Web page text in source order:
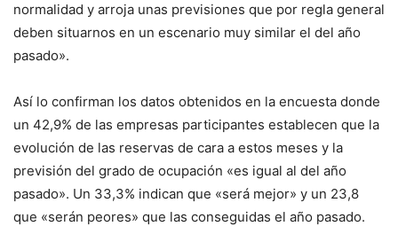
normalidad y arroja unas previsiones que por regla general
deben situarnos en un escenario muy similar el del año
pasado».
Así lo confirman los datos obtenidos en la encuesta donde
un 42,9% de las empresas participantes establecen que la
evolución de las reservas de cara a estos meses y la
previsión del grado de ocupación «es igual al del año
pasado». Un 33,3% indican que «será mejor» y un 23,8
que «serán peores» que las conseguidas el año pasado.